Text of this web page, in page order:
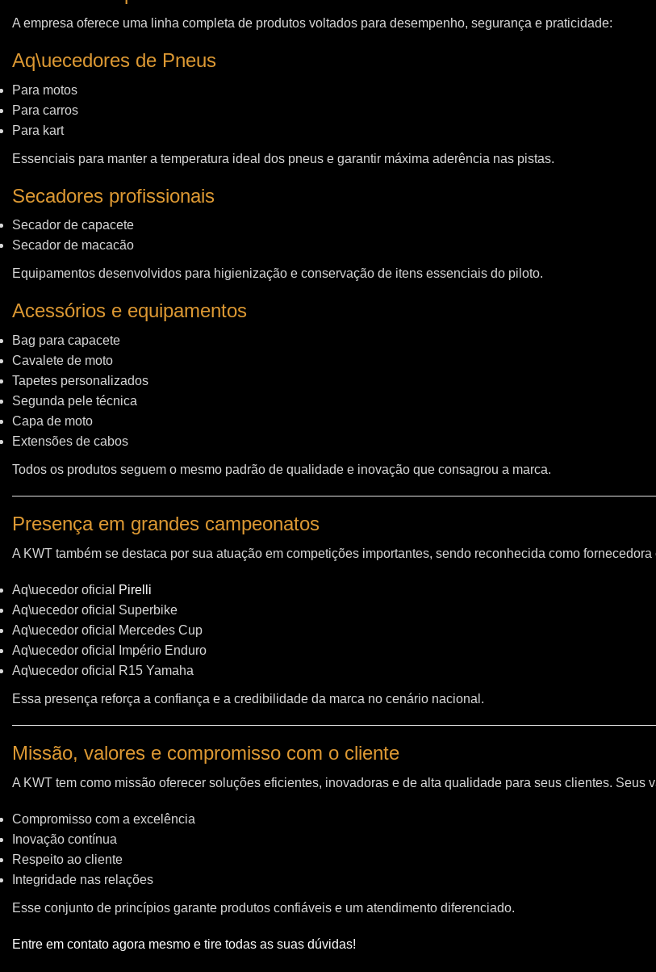
A empresa oferece uma linha completa de produtos voltados para desempenho, segurança e praticidade:
Aq\uecedores de Pneus
Para motos
Para carros
Para kart
Essenciais para manter a temperatura ideal dos pneus e garantir máxima aderência nas pistas.
Secadores profissionais
Secador de capacete
Secador de macacão
Equipamentos desenvolvidos para higienização e conservação de itens essenciais do piloto.
Acessórios e equipamentos
Bag para capacete
Cavalete de moto
Tapetes personalizados
Segunda pele técnica
Capa de moto
Extensões de cabos
Todos os produtos seguem o mesmo padrão de qualidade e inovação que consagrou a marca.
Presença em grandes campeonatos
A KWT também se destaca por sua atuação em competições importantes, sendo reconhecida como
Aq\uecedor oficial
Pirelli
Aq\uecedor oficial Superbike
Aq\uecedor oficial Mercedes Cup
Aq\uecedor oficial Império Enduro
Aq\uecedor oficial R15 Yamaha
Essa presença reforça a confiança e a credibilidade da marca no cenário nacional.
Missão, valores e compromisso com o cliente
A KWT tem como missão oferecer soluções eficientes, inovadoras e de alta qualidade para seus clientes. Seus
Compromisso com a excelência
Inovação contínua
Respeito ao cliente
Integridade nas relações
Esse conjunto de princípios garante produtos confiáveis e um atendimento diferenciado.
Entre em contato agora mesmo e tire todas as suas dúvidas!